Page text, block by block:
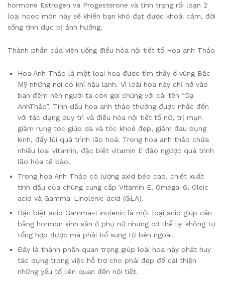
hormone Estrogen và Progesterone và tình trạng rối loạn 2
loại hooc môn này sẽ khiến bạn khó đạt được khoái cảm, đời
sống tình dục bị ảnh hưởng.
Thành phần của viên uống điều hòa nội tiết tố Hoa anh Thảo
Hoa Anh Thảo là một loại hoa được tìm thấy ở vùng Bắc
Mỹ những nơi có khí hậu lạnh. Vì loài hoa này chỉ nở vào
ban đêm nên người ta còn gọi chúng với cái tên “Dạ
AnhThảo”. Tinh dầu hoa anh thảo thường đuợc nhắc đến
với tác dụng duy trì và điều hòa nội tiết tố nữ, trị mụn
giảm rụng tóc giúp da và tóc khoẻ đẹp, giảm đau bụng
kinh, đẩy lùi quá trình lão hoá. Trong hoa anh thảo chứa
nhiều loại vitamin, đặc biệt vitamin E đảo ngược quá trình
lão hóa tế bào.
Trong hoa Anh Thảo có lượng axid béo cao, chiết xuất
tinh dầu của chúng cung cấp Vitamin E, Omega-6, Oleic
acid và Gamma-Linolenic acid (GLA).
Đặc biệt acid Gamma-Linolenic là một loại acid giúp cân
bằng hormon sinh sản ở phụ nữ nhưng cơ thể lại không tự
tổng hợp được mà phải bổ sung từ bên ngoài.
Đây là thành phần quan trọng giúp loài hoa này phát huy
tác dụng trong việc hỗ trợ cho phái đẹp để cải thiện
những yếu tố liên quan đến nội tiết.